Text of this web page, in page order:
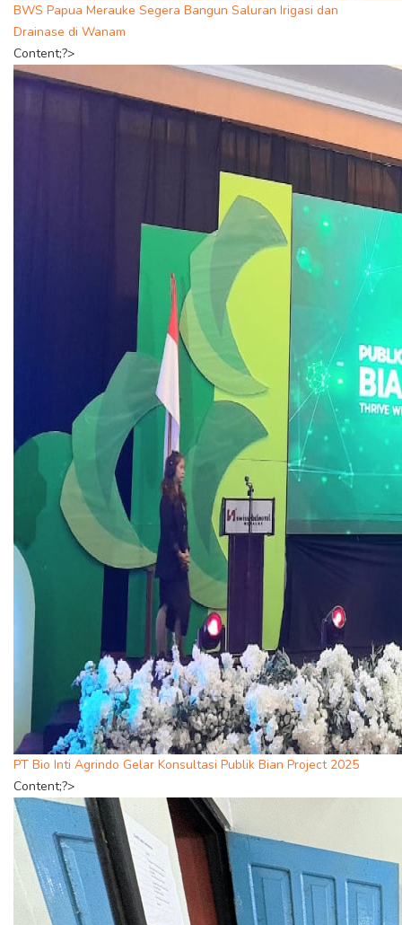
BWS Papua Merauke Segera Bangun Saluran Irigasi dan
Drainase di Wanam
Content;?>
PT Bio Inti Agrindo Gelar Konsultasi Publik Bian Project 2025
Content;?>